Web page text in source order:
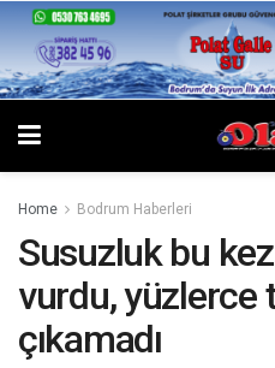
Home Bodrum Haberleri
Susuzluk bu
vurdu, yüzlerce
çıkamadı